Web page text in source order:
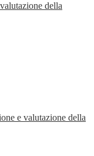
della
e valutazione della